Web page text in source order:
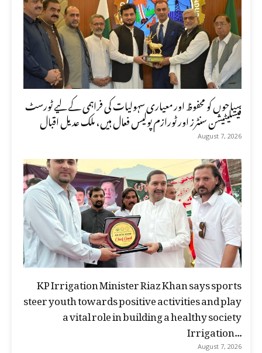
سیاحوں کو محفوظ اور معیاری سہولیات کی فراہمی کے لیے ٹورسٹ
فیسلیٹیشن سنٹرز اور ٹورازم پولیس فعال ہیں، ملک عدیل اقبال
August 7, 2026
KP Irrigation Minister Riaz Khan says sports
steer youth towards positive activities and play
a vital role in building a healthy society
Irrigation...
August 7, 2026